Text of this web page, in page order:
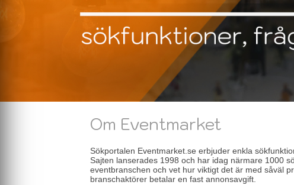
Om Eventmarket
Sökportalen Eventmarket.se erbjuder enkla
Sajten lanserades 1998 och har idag närmare 1000
eventbranschen och vet hur viktigt det är med såväl
branschaktörer betalar en fast annonsavgift.